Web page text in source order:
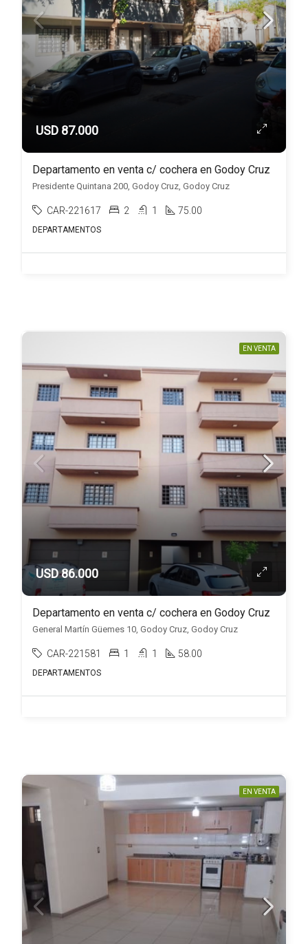
USD 87.000
Departamento en venta c/ cochera en Godoy Cruz
Presidente Quintana 200, Godoy Cruz, Godoy Cruz
CAR-221617 2 1 75.00
DEPARTAMENTOS
EN VENTA
USD 86.000
Departamento en venta c/ cochera en Godoy Cruz
General Martín Güemes 10, Godoy Cruz, Godoy Cruz
CAR-221581 1 1 58.00
DEPARTAMENTOS
EN VENTA